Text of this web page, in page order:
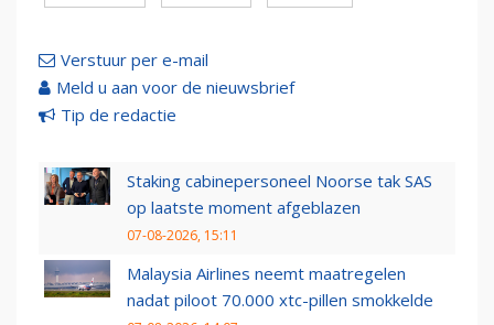
Verstuur per e-mail
Meld u aan voor de nieuwsbrief
Tip de redactie
Staking cabinepersoneel Noorse tak SAS
op laatste moment afgeblazen
07-08-2026, 15:11
Malaysia Airlines neemt maatregelen
nadat piloot 70.000 xtc-pillen smokkelde